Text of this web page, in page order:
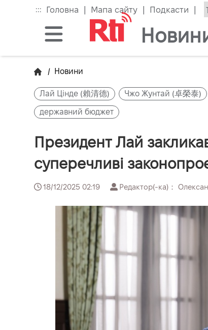
::: Головна | Мапа сайту | Подкасти |
/ Новини
Лай Цінде (賴清德) Чжо Жунтай (卓榮泰)
державний бюджет
Президент Лай
суперечливі
18/12/2025 02:19 Редактор(-ка)：